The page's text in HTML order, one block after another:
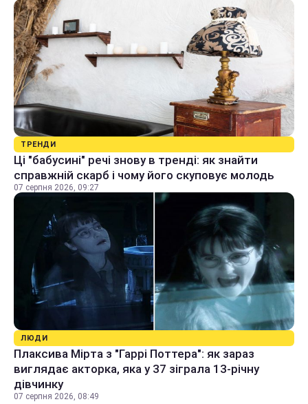
ТРЕНДИ
Ці "бабусині" речі знову в тренді: як знайти
справжній скарб і чому його скуповує молодь
07 серпня 2026, 09:27
ЛЮДИ
Плаксива Мірта з "Гаррі Поттера": як зараз
виглядає акторка, яка у 37 зіграла 13-річну
дівчинку
07 серпня 2026, 08:49